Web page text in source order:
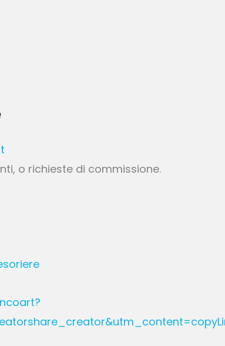
o richieste di commissione.